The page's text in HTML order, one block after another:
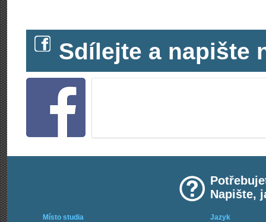
Sdílejte a napište
Napište,
Místo studia Jazyk